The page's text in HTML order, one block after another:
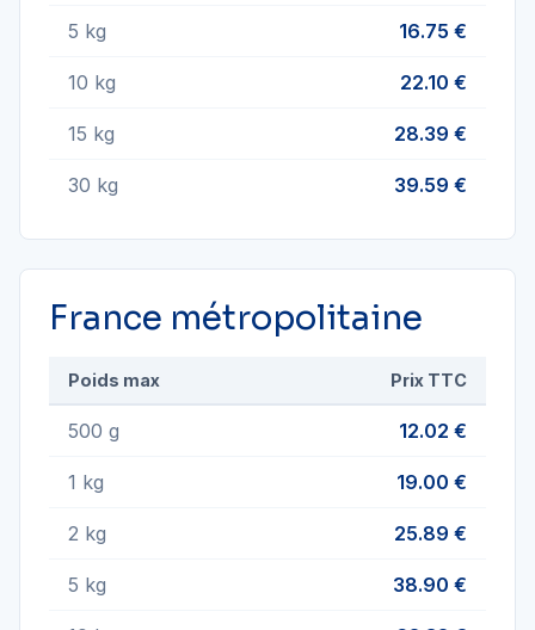
5 kg 16.75 €
10 kg 22.10 €
15 kg 28.39 €
30 kg 39.59 €
France métropolitaine
Poids max Prix TTC
500 g 12.02 €
1 kg 19.00 €
2 kg 25.89 €
5 kg 38.90 €